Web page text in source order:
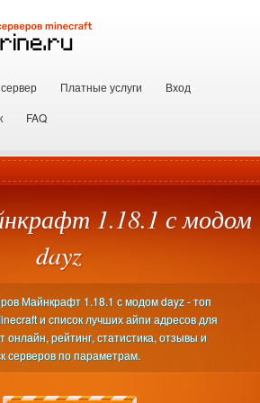
Платные услуги
Вход
FAQ
1.18.1 с модом
dayz
Майнкрафт 1.18.1 с модом dayz - топ
и список лучших айпи адресов для
рейтинг, статистика, отзывы и
серверов по параметрам.